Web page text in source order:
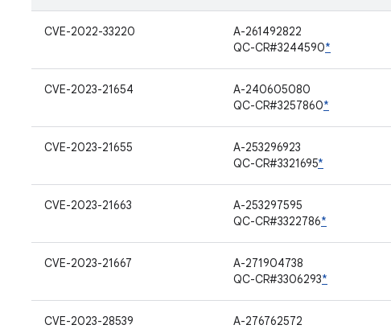
CVE-2022-33220
A-261492822
QC-CR#3244590*
CVE-2023-21654
A-240605080
QC-CR#3257860*
CVE-2023-21655
A-253296923
QC-CR#3321695*
CVE-2023-21663
A-253297595
QC-CR#3322786*
CVE-2023-21667
A-271904738
QC-CR#3306293*
CVE-2023-28539
A-276762572